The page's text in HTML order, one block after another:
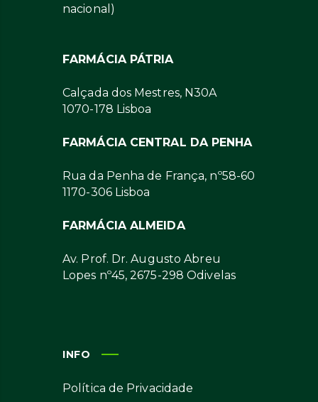
nacional)
FARMÁCIA PÁTRIA
Calçada dos Mestres, N30A
1070-178 Lisboa
FARMÁCIA CENTRAL DA PENHA
Rua da Penha de França, nº58-60
1170-306 Lisboa
FARMÁCIA ALMEIDA
Av. Prof. Dr. Augusto Abreu
Lopes nº45, 2675-298 Odivelas
INFO
Política de Privacidade